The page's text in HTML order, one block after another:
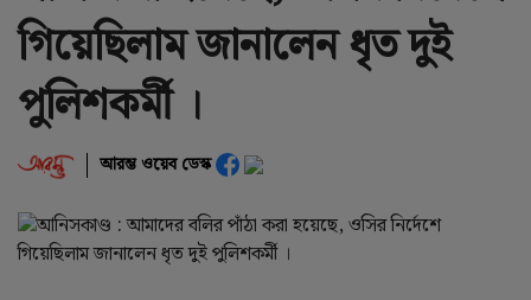
গিয়েছিলাম জানালেন ধৃত দুই
পুলিশকর্মী ।
আরম্ভ ওয়েব ডেস্ক